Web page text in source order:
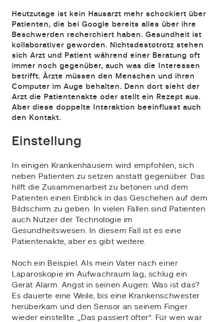
Heutzutage ist kein Hausarzt mehr schockiert über
Patienten, die bei Google bereits alles über ihre
Beschwerden recherchiert haben. Gesundheit ist
kollaborativer geworden. Nichtsdestotrotz stehen
sich Arzt und Patient während einer Beratung oft
immer noch gegenüber, auch was die Interessen
betrifft. Ärzte müssen den Menschen und ihren
Computer im Auge behalten. Denn dort sieht der
Arzt die Patientenakte oder stellt ein Rezept aus.
Aber diese doppelte Interaktion beeinflusst auch
den Kontakt.
Einstellung
In einigen Krankenhäusern wird empfohlen, sich
neben Patienten zu setzen anstatt gegenüber. Das
hilft die Zusammenarbeit zu betonen und dem
Patienten einen Einblick in das Geschehen auf dem
Bildschirm zu geben. In vielen Fällen sind Patienten
auch Nutzer der Technologie im
Gesundheitswesen. In diesem Fall ist es eine
Patientenakte, aber es gibt weitere.
Noch ein Beispiel. Als mein Vater nach einer
Laparoskopie im Aufwachraum lag, schlug ein
Gerät Alarm. Angst in seinen Augen: Was ist das?
Es dauerte eine Weile, bis eine Krankenschwester
herüberkam und den Sensor an seinem Finger
wieder einstellte. „Das passiert öfter“. Für wen war